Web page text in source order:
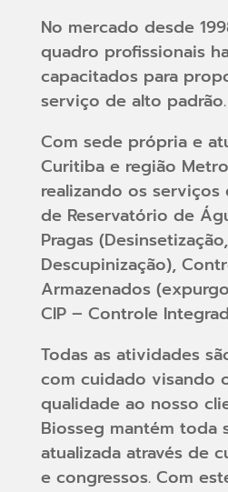
No mercado desde
quadro profissionais
capacitados para
serviço de alto padrão.
Com sede própria e
Curitiba e região
realizando os serviços
de Reservatório de
Pragas
Descupinização),
Armazenados
CIP – Controle
Todas as atividades
com cuidado visando
qualidade ao nosso
Biosseg mantém toda
atualizada através de
e congressos. Com